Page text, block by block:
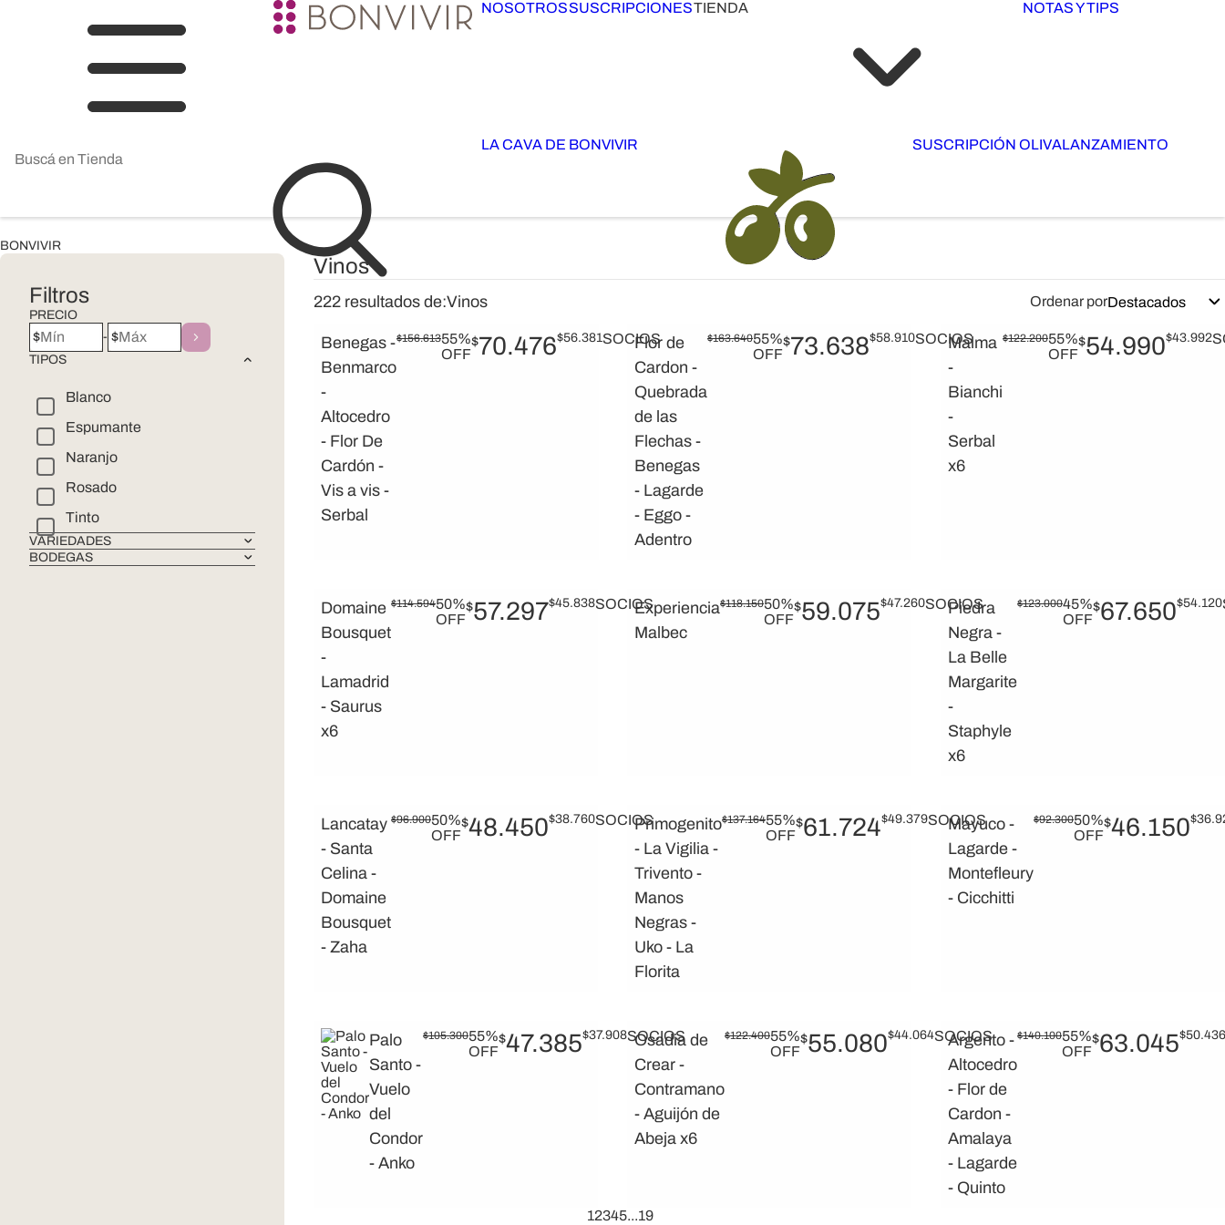
NOSOTROSSUSCRIPCIONESTIENDA NOTAS Y TIPS
LA CAVA DE BONVIVIR SUSCRIPCIÓN OLIVALANZAMIENTO
BONVIVIR
Filtros
PRECIO
$ - $
TIPOS
Blanco
Espumante
Naranjo
Rosado
Tinto
VARIEDADES
BODEGAS
Vinos
222 resultados de:Vinos Ordenar por
Benegas -
Benmarco
-
Altocedro
- Flor De
Cardón -
Vis a vis -
Serbal
$156.61355%
OFF
$70.476$56.381SOCIOSFlor de
Cardon -
Quebrada
de las
Flechas -
Benegas
- Lagarde
- Eggo -
Adentro
$163.64055%
OFF
$73.638$58.910SOCIOSMalma
-
Bianchi
-
Serbal
x6
$122.20055%
OFF
$54.990$43.992
Domaine
Bousquet
-
Lamadrid
- Saurus
x6
$114.59450%
OFF
$57.297$45.838SOCIOSExperiencia
Malbec
$118.15050%
OFF
$59.075$47.260SOCIOS
Piedra
Negra -
La Belle
Margarite
-
Staphyle
x6
$123.00045%
OFF
$67.650$54.120
Lancatay
- Santa
Celina -
Domaine
Bousquet
- Zaha
$96.90050%
OFF
$48.450$38.760SOCIOSPrimogenito
- La Vigilia -
Trivento -
Manos
Negras -
Uko - La
Florita
$137.16455%
OFF
$61.724$49.379SOCIOS
Mayuco -
Lagarde -
Montefleury
- Cicchitti
$92.30050%
OFF
$46.150$
Palo
Santo -
Vuelo
del
Condor
- Anko
$105.30055%
OFF
$47.385$37.908SOCIOS
Osadia de
Crear -
Contramano
- Aguijón de
Abeja x6
$122.40055%
OFF
$55.080$44.064SOCIOS
Argento -
Altocedro
- Flor de
Cardon -
Amalaya
- Lagarde
- Quinto
$140.10055%
OFF
$63.045$50.436
12345...19